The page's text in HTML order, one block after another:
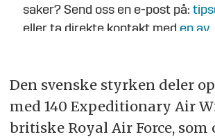
saker? Send oss en e-post på:
eller ta direkte kontakt med en av
Den svenske styrken deler
med 140 Expeditionary Air
britiske Royal Air Force, som